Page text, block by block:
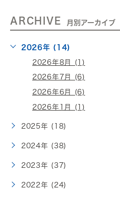
ARCHIVE 月別アーカイブ
2026年 (14)
2026年8月 (1)
2026年7月 (6)
2026年6月 (6)
2026年1月 (1)
2025年 (18)
2024年 (38)
2023年 (37)
2022年 (24)